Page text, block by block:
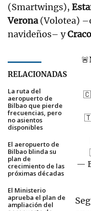
(Smartwings),
Verona(Volotea)
navideños– y
RELACIONADAS
La ruta del
aeropuerto de
Bilbao que pierde
frecuencias, pero
no asientos
disponibles
El aeropuerto de
Bilbao blinda su
plan de
crecimiento de las
próximas décadas
El Ministerio
aprueba el plan de
ampliación del
—